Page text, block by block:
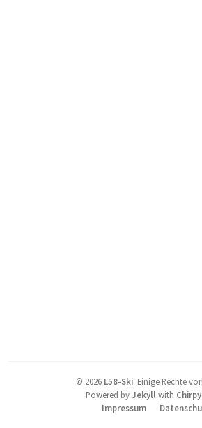
© 2026 L58-Ski. Einige Rechte
Powered byJekyll with Chirpy
Impressum